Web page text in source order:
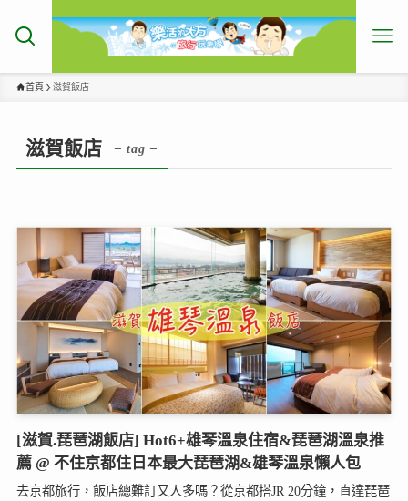
首頁 滋賀飯店
滋賀飯店 – tag –
[滋賀.琵琶湖飯店] Hot6+雄琴溫泉住宿&琵琶湖溫泉推
薦 @ 不住京都住日本最大琵琶湖&雄琴溫泉懶人包
去京都旅行，飯店總難訂又人多嗎？從京都搭JR 20分鐘，直達琵琶